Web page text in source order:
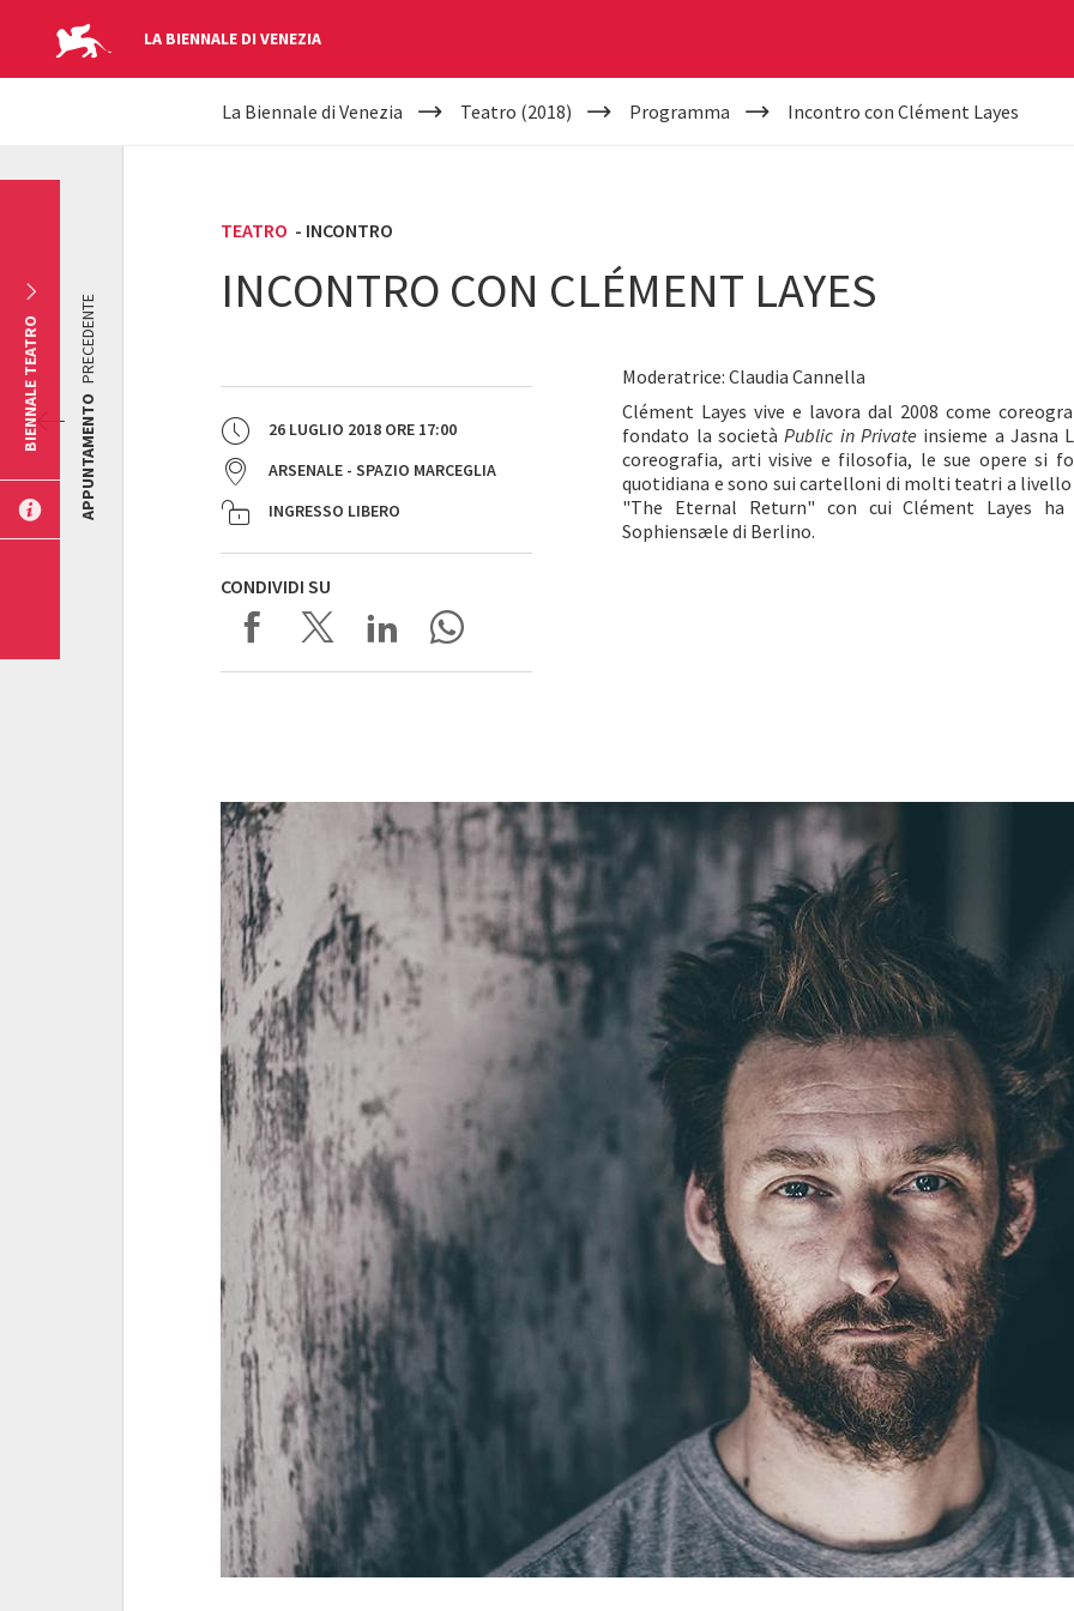
LA BIENNALE DI VENEZIA
YOUR
La Biennale di Venezia Teatro (2018) Programma Incontro con Clément Layes
TEATRO - INCONTRO
INCONTRO CON CLÉMENT LAYES
26 LUGLIO 2018 ORE 17:00
ARSENALE - SPAZIO MARCEGLIA
INGRESSO LIBERO
CONDIVIDI SU
Moderatrice: Claudia Cannella
Clément Layes vive e lavora dal 2008 come
fondato la societàPublic in Private insieme a Jasna
coreografia, arti visive e filosofia, le sue opere si
quotidiana e sono sui cartelloni di molti teatri a
"The Eternal Return" con cui Clément Layes
Sophiensæle di Berlino.
APPUNTAMENTO
PRECEDENTE
BIENNALE TEATRO